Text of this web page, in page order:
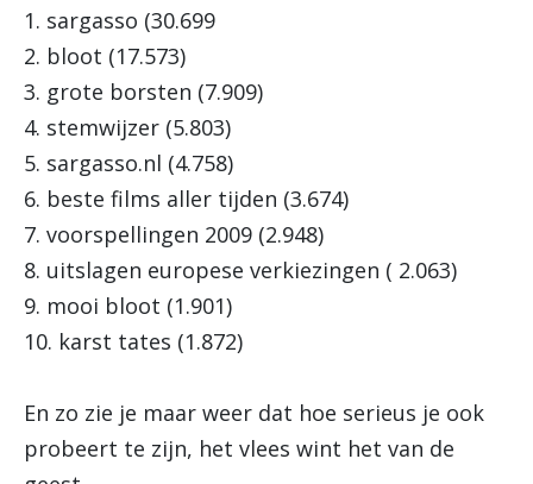
1. sargasso (30.699
2. bloot (17.573)
3. grote borsten (7.909)
4. stemwijzer (5.803)
5. sargasso.nl (4.758)
6. beste films aller tijden (3.674)
7. voorspellingen 2009 (2.948)
8. uitslagen europese verkiezingen ( 2.063)
9. mooi bloot (1.901)
10. karst tates (1.872)
En zo zie je maar weer dat hoe serieus je ook
probeert te zijn, het vlees wint het van de